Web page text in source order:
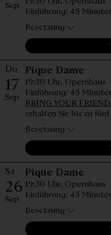
Sep
Einführung: 45
Besetzung
Do
17
Sep
Pique Dame
19:30 Uhr, Opernhaus
Einführung: 45
BRING YOUR
erhalten Sie bis zu
Besetzung
Sa
26
Sep
Pique Dame
19:30 Uhr, Opernhaus
Einführung: 45
Besetzung